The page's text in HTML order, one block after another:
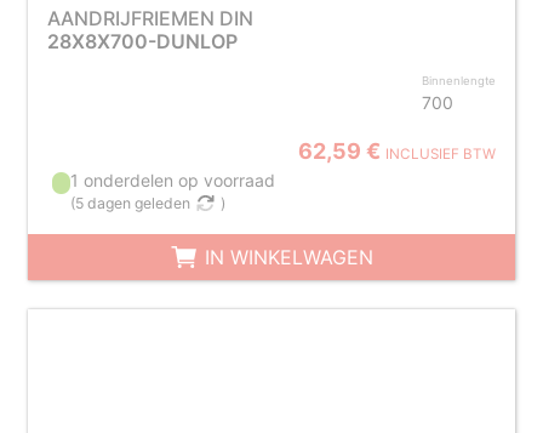
AANDRIJFRIEMEN DIN
28X8X700-DUNLOP
Binnenlengte
700
62,59 € INCLUSIEF BTW
1 onderdelen op voorraad
(5 dagen geleden )
IN WINKELWAGEN